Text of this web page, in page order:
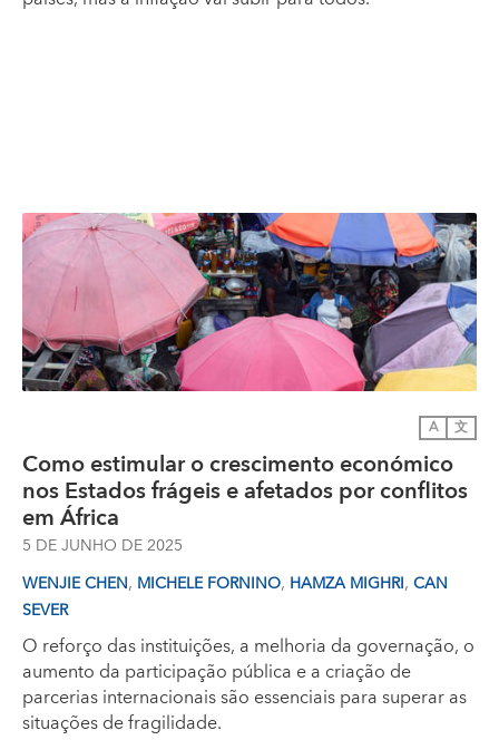
A 文
Como estimular o crescimento económico
nos Estados frágeis e afetados por conflitos
em África
5 DE JUNHO DE 2025
WENJIE CHEN, MICHELE FORNINO, HAMZA MIGHRI, CAN
SEVER
O reforço das instituições, a melhoria da governação, o
aumento da participação pública e a criação de
parcerias internacionais são essenciais para superar as
situações de fragilidade.